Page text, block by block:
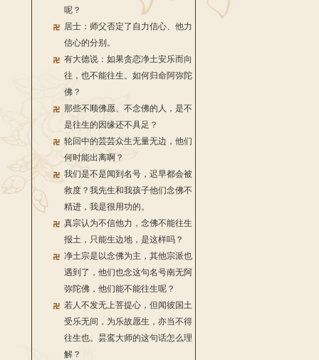
呢？
居士：师父否定了自力信心、他力
信心的分别。
有大德说：如果贪恋净土安乐而向
往，也不能往生。如何归命阿弥陀
佛？
那些不顺佛愿、不念佛的人，是不
是往生的因缘还不具足？
轮回中的芸芸众生无量无边，他们
何时能出离啊？
我们是不是闻到名号，迟早都会被
救度？我先生和我孩子他们念佛不
精进，我是很用功的。
真宗认为不信他力，念佛不能往生
报土，只能生边地，是这样吗？
净土宗是以念佛为主，其他宗派也
遇到了，他们也念这句名号南无阿
弥陀佛，他们能不能往生呢？
若人不发无上菩提心，但闻彼国土
受乐无间，为乐故愿生，亦当不得
往生也。昙鸾大师的这句话怎么理
解？